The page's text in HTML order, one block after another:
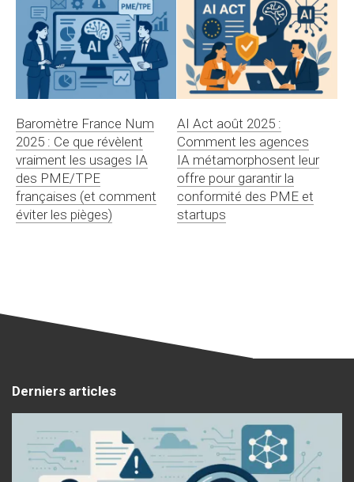
Baromètre France Num
2025 : Ce que révèlent
vraiment les usages IA
des PME/TPE
françaises (et comment
éviter les pièges)
AI Act août 2025 :
Comment les agences
IA métamorphosent leur
offre pour garantir la
conformité des PME et
startups
Derniers articles